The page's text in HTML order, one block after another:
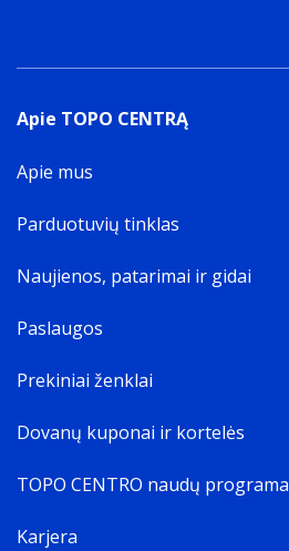
Apie TOPO CENTRĄ
Apie mus
Parduotuvių tinklas
Naujienos, patarimai ir gidai
Paslaugos
Prekiniai ženklai
Dovanų kuponai ir kortelės
TOPO CENTRO naudų programa
Karjera